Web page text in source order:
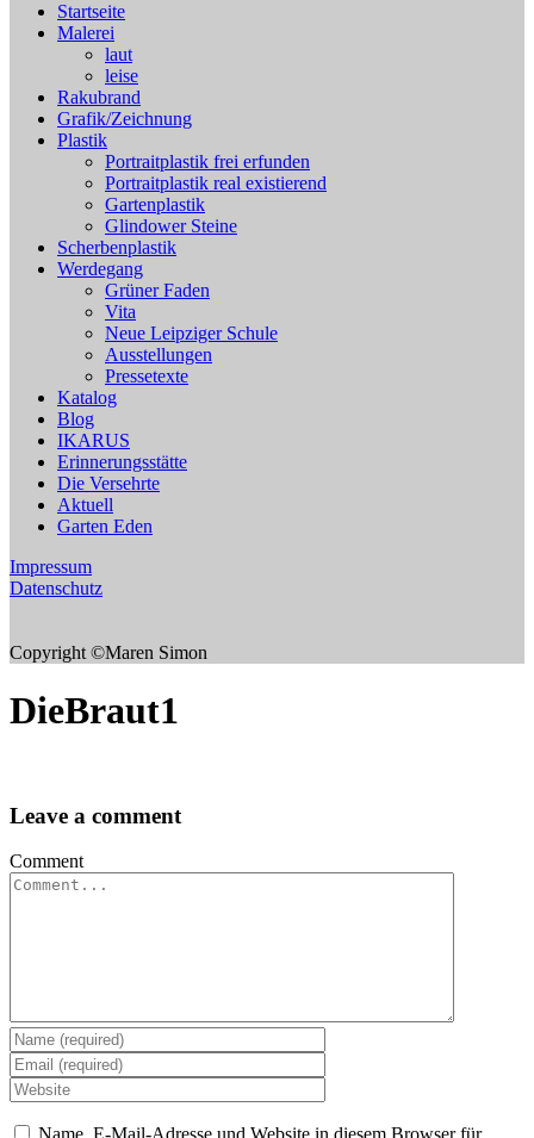
Startseite
Malerei
laut
leise
Rakubrand
Grafik/Zeichnung
Plastik
Portraitplastik frei erfunden
Portraitplastik real existierend
Gartenplastik
Glindower Steine
Scherbenplastik
Werdegang
Grüner Faden
Vita
Neue Leipziger Schule
Ausstellungen
Pressetexte
Katalog
Blog
IKARUS
Erinnerungsstätte
Die Versehrte
Aktuell
Garten Eden
Impressum
Datenschutz
Copyright ©Maren Simon
DieBraut1
Leave a comment
Comment